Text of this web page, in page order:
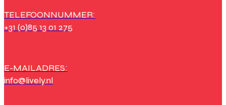
TELEFOONNUMMER:
+31 (0)85 13 01 275
E-MAILADRES:
info@lively.nl